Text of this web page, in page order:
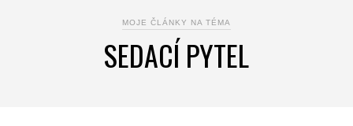
MOJE ČLÁNKY NA TÉMA
SEDACÍ PYTEL